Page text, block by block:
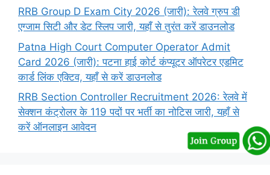
RRB Group D Exam City 2026 (जारी): रेलवे ग्रुप डी
एग्जाम सिटी और डेट स्लिप जारी, यहाँ से तुरंत करें डाउनलोड
Patna High Court Computer Operator Admit
Card 2026 (जारी): पटना हाई कोर्ट कंप्यूटर ऑपरेटर एडमिट
कार्ड लिंक एक्टिव, यहाँ से करें डाउनलोड
RRB Section Controller Recruitment 2026: रेलवे में
सेक्शन कंट्रोलर के 119 पदों पर भर्ती का नोटिस जारी, यहाँ से
करें ऑनलाइन आवेदन